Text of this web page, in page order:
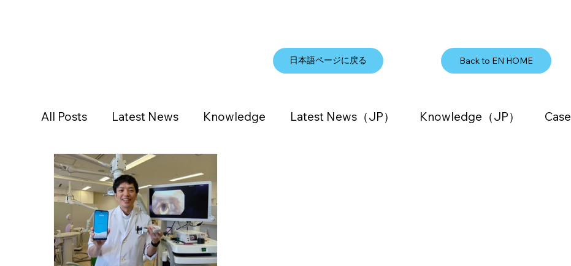
日本語ページに戻る Back to EN HOME
All Posts Latest News Knowledge Latest News（JP） Knowledge（JP） Case